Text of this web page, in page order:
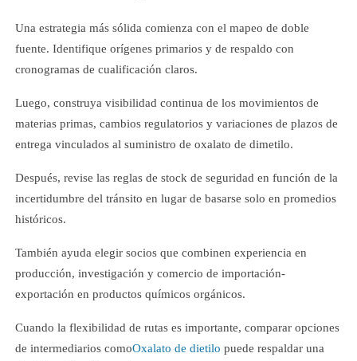
Una estrategia más sólida comienza con el mapeo de doble
fuente. Identifique orígenes primarios y de respaldo con
cronogramas de cualificación claros.
Luego, construya visibilidad continua de los movimientos de
materias primas, cambios regulatorios y variaciones de plazos de
entrega vinculados al suministro de oxalato de dimetilo.
Después, revise las reglas de stock de seguridad en función de la
incertidumbre del tránsito en lugar de basarse solo en promedios
históricos.
También ayuda elegir socios que combinen experiencia en
producción, investigación y comercio de importación-
exportación en productos químicos orgánicos.
Cuando la flexibilidad de rutas es importante, comparar opciones
de intermediarios comoOxalato de dietilo puede respaldar una